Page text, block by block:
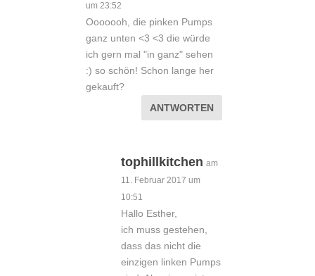
um 23:52
Ooooooh, die pinken Pumps
ganz unten <3 <3 die würde
ich gern mal "in ganz" sehen
:) so schön! Schon lange her
gekauft?
ANTWORTEN
tophillkitchen am
11. Februar 2017 um
10:51
Hallo Esther,
ich muss gestehen,
dass das nicht die
einzigen linken Pumps